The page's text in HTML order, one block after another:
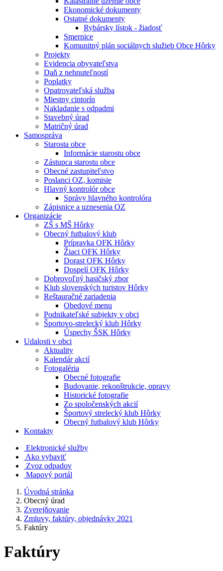
Ekonomické dokumenty
Ostatné dokumenty
Rybársky lístok - žiadosť
Smernice
Komunitný plán sociálnych služieb Obce Hôrky
Projekty
Evidencia obyvateľstva
Daň z nehnuteľností
Poplatky
Opatrovateľská služba
Miestny cintorín
Nakladanie s odpadmi
Stavebný úrad
Matričný úrad
Samospráva
Starosta obce
Informácie starostu obce
Zástupca starostu obce
Obecné zastupiteľstvo
Poslanci OZ, komisie
Hlavný kontrolór obce
Správy hlavného kontrolóra
Zápisnice a uznesenia OZ
Organizácie
ZŠ s MŠ Hôrky
Obecný futbalový klub
Prípravka OFK Hôrky
Žiaci OFK Hôrky
Dorast OFK Hôrky
Dospelí OFK Hôrky
Dobrovoľný hasičský zbor
Klub slovenských turistov Hôrky
Reštauračné zariadenia
Obedové menu
Podnikateľské subjekty v obci
Športovo-strelecký klub Hôrky
Úspechy ŠSK Hôrky
Udalosti v obci
Aktuality
Kalendár akcií
Fotogaléria
Obecné fotografie
Budovanie, rekonštrukcie, opravy
Historické fotografie
Zo spoločenských akcií
Športový strelecký klub Hôrky
Obecný futbalový klub Hôrky
Kontakty
Elektronické služby
Ako vybaviť
Zvoz odpadov
Mapový portál
Úvodná stránka
Obecný úrad
Zverejňovanie
Zmluvy, faktúry, objednávky 2021
Faktúry
Faktúry